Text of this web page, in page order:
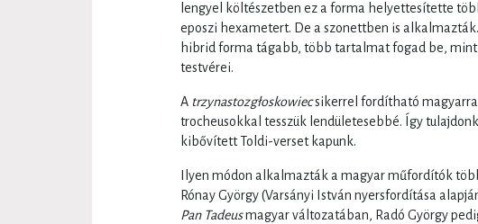
lengyel költészetben ez a forma helyettesítette
eposzi hexametert. De a szonettben is
hibrid forma tágabb, több tartalmat fogad be,
testvérei.
A trzynastozgłoskowiecsikerrel fordítható
trocheusokkal tesszük lendületesebbé. Így
kibővített Toldi-verset kapunk.
Ilyen módon alkalmazták a magyar műfordítók
Rónay György (Varsányi István nyersfordítása
Pan Tadeusmagyar változatában, Radó György